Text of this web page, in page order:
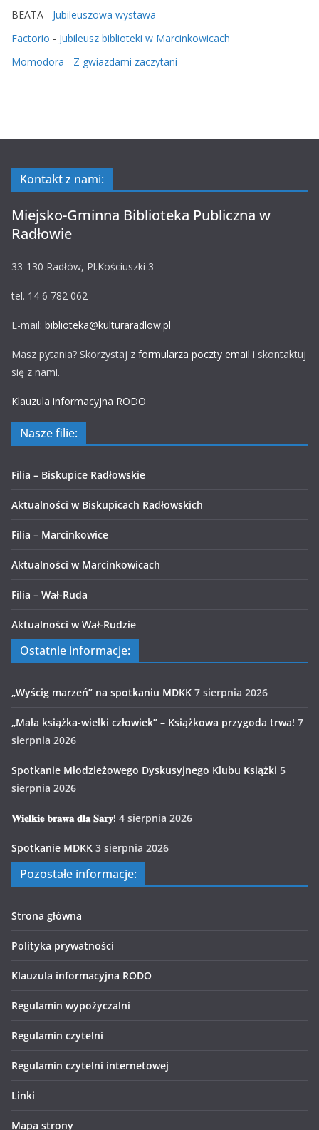
BEATA - Jubileuszowa wystawa
Factorio - Jubileusz biblioteki w Marcinkowicach
Momodora - Z gwiazdami zaczytani
Kontakt z nami:
Miejsko-Gminna Biblioteka Publiczna w
Radłowie
33-130 Radłów, Pl.Kościuszki 3
tel. 14 6 782 062
E-mail: biblioteka@kulturaradlow.pl
Masz pytania? Skorzystaj z formularza poczty email i skontaktuj
się z nami.
Klauzula informacyjna RODO
Nasze filie:
Filia – Biskupice Radłowskie
Aktualności w Biskupicach Radłowskich
Filia – Marcinkowice
Aktualności w Marcinkowicach
Filia – Wał-Ruda
Aktualności w Wał-Rudzie
Ostatnie informacje:
„Wyścig marzeń” na spotkaniu MDKK 7 sierpnia 2026
„Mała książka-wielki człowiek” – Książkowa przygoda trwa! 7
sierpnia 2026
Spotkanie Młodzieżowego Dyskusyjnego Klubu Książki 5
sierpnia 2026
𝐖𝐢𝐞𝐥𝐤𝐢𝐞 𝐛𝐫𝐚𝐰𝐚 𝐝𝐥𝐚 𝐒𝐚𝐫𝐲! 4 sierpnia 2026
Spotkanie MDKK 3 sierpnia 2026
Pozostałe informacje:
Strona główna
Polityka prywatności
Klauzula informacyjna RODO
Regulamin wypożyczalni
Regulamin czytelni
Regulamin czytelni internetowej
Linki
Mapa strony